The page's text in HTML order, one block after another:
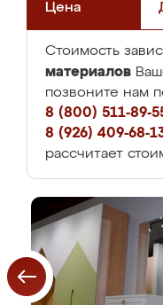
Цена
Стоимость
материалов
позвоните нам
8 (800) 511-89-
8 (926) 409-68-
рассчитает